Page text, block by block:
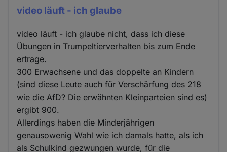
video läuft - ich glaube
video läuft - ich glaube nicht, dass ich diese
Übungen in Trumpeltierverhalten bis zum Ende
ertrage.
300 Erwachsene und das doppelte an Kindern
(sind diese Leute auch für Verschärfung des 218
wie die AfD? Die erwähnten Kleinparteien sind es)
ergibt 900.
Allerdings haben die Minderjährigen
genausowenig Wahl wie ich damals hatte, als ich
als Schulkind gezwungen wurde, für die